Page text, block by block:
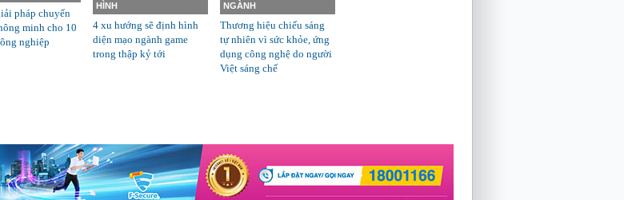
pháp chuyển
minh cho 10
nghiệp
HÌNH
4 xu hướng sẽ định hình
diện mạo ngành game
trong thập kỷ tới
NGÀNH
Thương hiệu chiếu sáng
tự nhiên vì sức khỏe, ứng
dụng công nghệ do người
Việt sáng chế